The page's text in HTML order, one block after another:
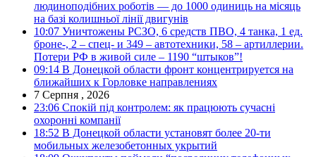
людиноподібних роботів — до 1000 одиниць на місяць
на базі колишньої лінії двигунів
10:07 Уничтожены РСЗО, 6 средств ПВО, 4 танка, 1 ед.
броне-, 2 – спец- и 349 – автотехники, 58 – артиллерии.
Потери РФ в живой силе – 1190 “штыков”!
09:14 В Донецкой области фронт концентрируется на
ближайших к Горловке направлениях
7 Серпня , 2026
23:06 Спокій під контролем: як працюють сучасні
охоронні компанії
18:52 В Донецкой области установят более 20-ти
мобильных железобетонных укрытий